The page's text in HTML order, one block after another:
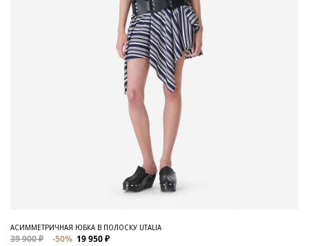
АСИММЕТРИЧНАЯ ЮБКА В ПОЛОСКУ UTALIA
39 900 ₽ -50% 19 950 ₽